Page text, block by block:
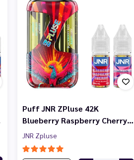
Puff JNR ZPluse 42K
Blueberry Raspberry Cherry…
JNR Zpluse